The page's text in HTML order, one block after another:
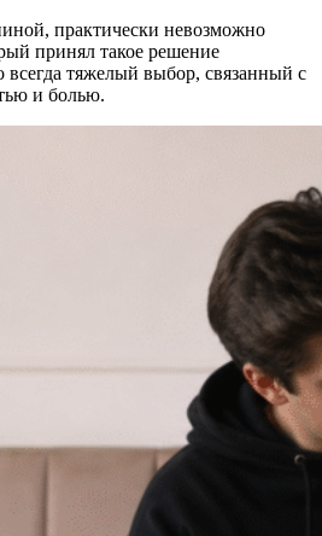
практически невозможно
принял такое решение
тяжелый выбор, связанный с
и болью.